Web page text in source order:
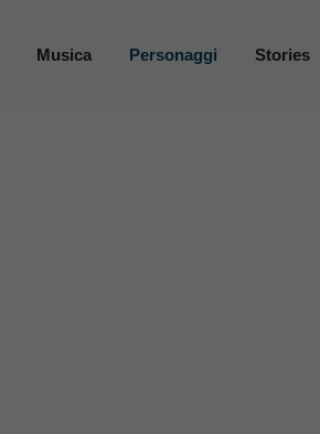
Musica Personaggi Stories